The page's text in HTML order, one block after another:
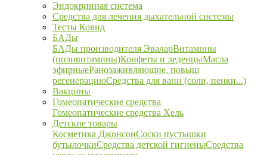
Эндокринная система
Средства для лечения дыхательной системы
Тесты Ковид
БАДы
БАДы производителя ЭваларВитамины
(поливитамины)Конфеты и леденцыМасла
эфирныеРанозаживляющие, повыш
регенерациюСредства для ванн (соли, пенки...)
Вакцины
Гомеопатические средства
Гомеопатические средства Хель
Детские товары
Косметика ДжонсонСоски пустышки
бутылочкиСредства детской гигиеныСредства